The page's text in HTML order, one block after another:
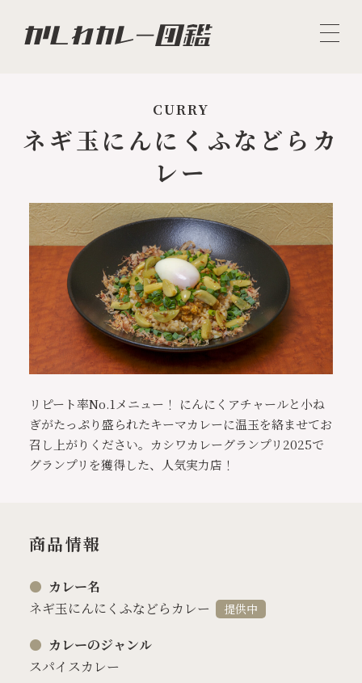
CURRY
ネギ玉にんにくふなどらカ
レー
リピート率No.1メニュー！ にんにくアチャールと小ね
ぎがたっぷり盛られたキーマカレーに温玉を絡ませてお
召し上がりください。カシワカレーグランプリ2025で
グランプリを獲得した、人気実力店！
商品情報
カレー名
ネギ玉にんにくふなどらカレー
提供中
カレーのジャンル
スパイスカレー